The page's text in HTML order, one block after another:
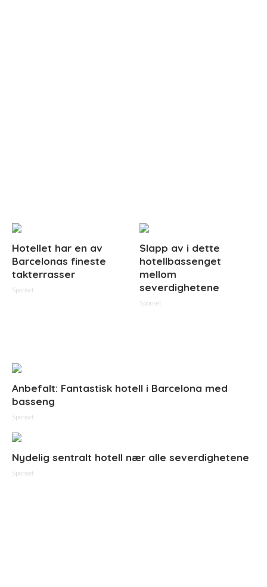
Hotellet har en av
Barcelonas fineste
takterrasser
Sponset
Slapp av i dette
hotellbassenget
mellom
severdighetene
Sponset
Anbefalt: Fantastisk hotell i Barcelona med
basseng
Sponset
Nydelig sentralt hotell nær alle severdighetene
Sponset